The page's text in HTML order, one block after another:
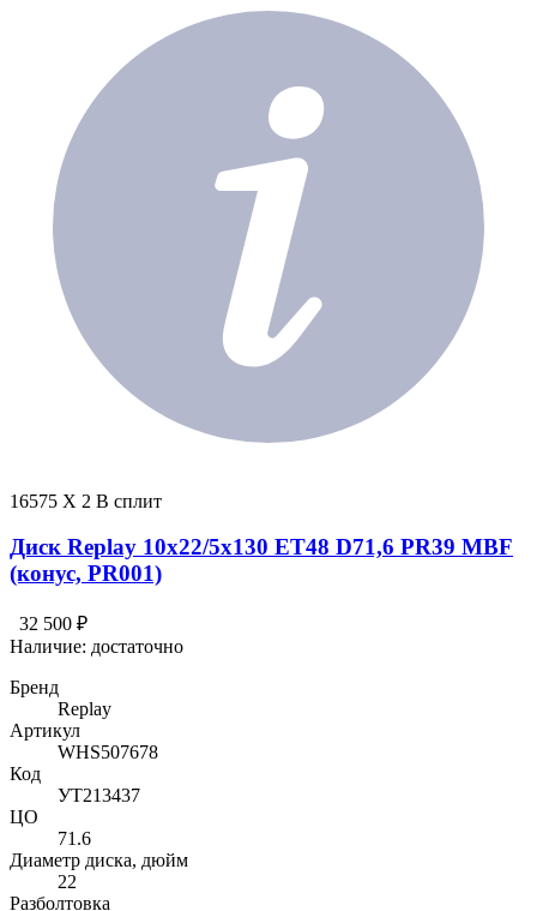
16575 X 2 В сплит
Диск Replay 10x22/5x130 ET48 D71,6 PR39 MBF
(конус, PR001)
32 500 ₽
Наличие: достаточно
Бренд
Replay
Артикул
WHS507678
Код
УТ213437
ЦО
71.6
Диаметр диска, дюйм
22
Разболтовка